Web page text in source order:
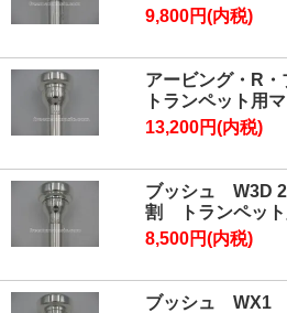
9,800円(内税)
アービング・R
トランペット用
13,200円(内税)
ブッシュ W3D
割 トランペット
8,500円(内税)
ブッシュ WX1